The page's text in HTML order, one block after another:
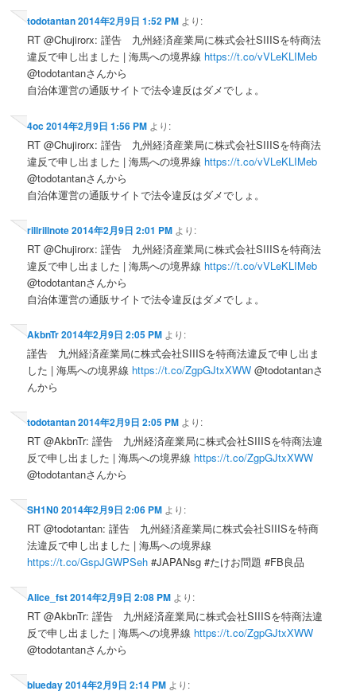
todotantan2014年2月9日 1:52 PM より:
RT @Chujirorx: 謹告 九州経済産業局に株式会社SIIISを特商法
違反で申し出ました | 海馬への境界線 https://t.co/vVLeKLIMeb
@todotantanさんから
自治体運営の通販サイトで法令違反はダメでしょ。
4oc2014年2月9日 1:56 PM より:
RT @Chujirorx: 謹告 九州経済産業局に株式会社SIIISを特商法
違反で申し出ました | 海馬への境界線 https://t.co/vVLeKLIMeb
@todotantanさんから
自治体運営の通販サイトで法令違反はダメでしょ。
rillrillnote2014年2月9日 2:01 PM より:
RT @Chujirorx: 謹告 九州経済産業局に株式会社SIIISを特商法
違反で申し出ました | 海馬への境界線 https://t.co/vVLeKLIMeb
@todotantanさんから
自治体運営の通販サイトで法令違反はダメでしょ。
AkbnTr2014年2月9日 2:05 PM より:
謹告 九州経済産業局に株式会社SIIISを特商法違反で申し出ま
した | 海馬への境界線 https://t.co/ZgpGJtxXWW @todotantanさ
んから
todotantan2014年2月9日 2:05 PM より:
RT @AkbnTr: 謹告 九州経済産業局に株式会社SIIISを特商法違
反で申し出ました | 海馬への境界線 https://t.co/ZgpGJtxXWW
@todotantanさんから
SH1N02014年2月9日 2:06 PM より:
RT @todotantan: 謹告 九州経済産業局に株式会社SIIISを特商
法違反で申し出ました | 海馬への境界線
https://t.co/GspJGWPSeh #JAPANsg #たけお問題 #FB良品
Alice_fst2014年2月9日 2:08 PM より:
RT @AkbnTr: 謹告 九州経済産業局に株式会社SIIISを特商法違
反で申し出ました | 海馬への境界線 https://t.co/ZgpGJtxXWW
@todotantanさんから
blueday2014年2月9日 2:14 PM より: